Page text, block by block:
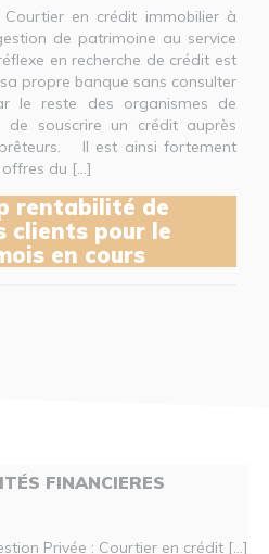
Courtier en crédit immobilier à
de patrimoine au service
en recherche de crédit est
propre banque sans consulter
le reste des organismes de
souscrire un crédit auprès
Il est ainsi fortement
du [...]
rentabilité de
clients pour le
en cours
FINANCIERES
Privée : Courtier en crédit [...]